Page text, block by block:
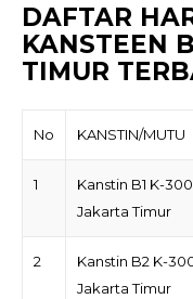
DAFTAR
KANSTEEN
TIMUR
No KANSTIN/MUTU
1
Kanstin B1 K-300
Jakarta Timur
2
Kanstin B2 K-
Jakarta Timur